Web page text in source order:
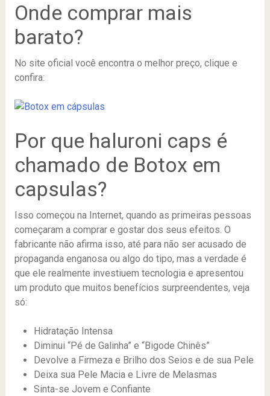
Onde comprar mais
barato?
No site oficial você encontra o melhor preço, clique e
confira:
Por que haluroni caps é
chamado de Botox em
capsulas?
Isso começou na Internet, quando as primeiras pessoas
começaram a comprar e gostar dos seus efeitos. O
fabricante não afirma isso, até para não ser acusado de
propaganda enganosa ou algo do tipo, mas a verdade é
que ele realmente investiuem tecnologia e apresentou
um produto que muitos benefícios surpreendentes, veja
só:
Hidratação Intensa
Diminui “Pé de Galinha” e “Bigode Chinês”
Devolve a Firmeza e Brilho dos Seios e de sua Pele
Deixa sua Pele Macia e Livre de Melasmas
Sinta-se Jovem e Confiante